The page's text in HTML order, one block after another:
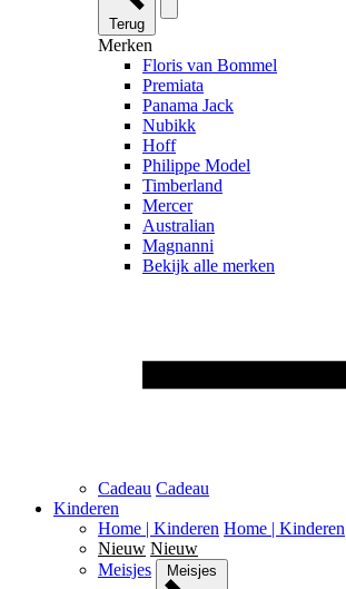
Terug
Merken
Floris van Bommel
Premiata
Panama Jack
Nubikk
Hoff
Philippe Model
Timberland
Mercer
Australian
Magnanni
Bekijk alle merken
Cadeau Cadeau
Kinderen
Home | Kinderen Home | Kinderen
Nieuw Nieuw
Meisjes
Meisjes